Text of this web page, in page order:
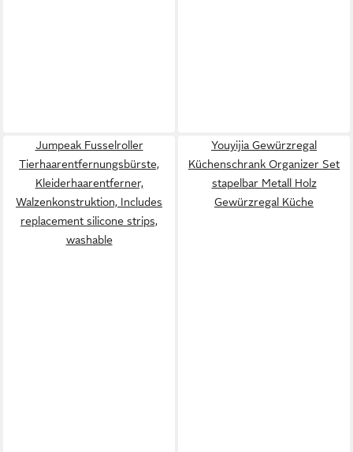
Jumpeak Fusselroller
Tierhaarentfernungsbürste,
Kleiderhaarentferner,
Walzenkonstruktion, Includes
replacement silicone strips,
washable
Youyijia Gewürzregal
Küchenschrank Organizer Set
stapelbar Metall Holz
Gewürzregal Küche